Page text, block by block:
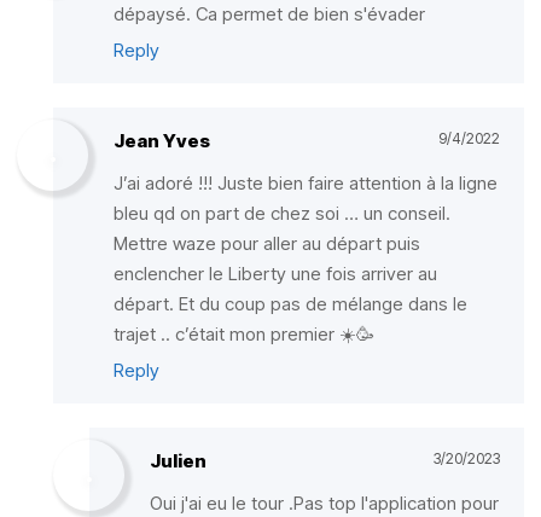
dépaysé. Ca permet de bien s'évader
Reply
Jean Yves 9/4/2022
J’ai adoré !!! Juste bien faire attention à la ligne
bleu qd on part de chez soi … un conseil.
Mettre waze pour aller au départ puis
enclencher le Liberty une fois arriver au
départ. Et du coup pas de mélange dans le
trajet .. c’était mon premier ☀️🥳
Reply
Julien 3/20/2023
Oui j'ai eu le tour .Pas top l'application pour